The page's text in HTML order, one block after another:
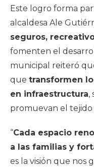
Este logro forma
alcaldesa Ale
seguros,
fomenten el
municipal reiteró
que transformen
en infraestructura,
promuevan el tejido
“Cada espacio
a las familias y
es la visión que nos